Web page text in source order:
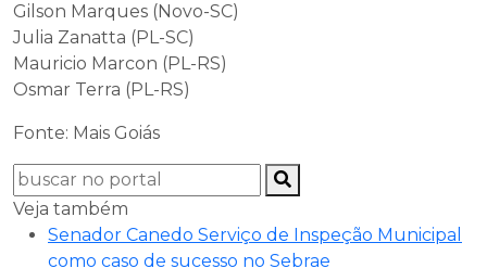
Gilson Marques (Novo-SC)
Julia Zanatta (PL-SC)
Mauricio Marcon (PL-RS)
Osmar Terra (PL-RS)
Fonte: Mais Goiás
Veja também
Senador Canedo Serviço de Inspeção Municipal
como caso de sucesso no Sebrae